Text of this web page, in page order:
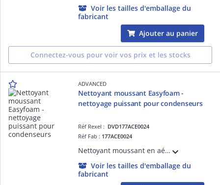
Voir les tailles d'emballage du
fabricant
Ajouter au panier
Connectez-vous pour voir vos prix et les stocks
ADVANCED
Nettoyant moussant Easyfoam -
nettoyage puissant pour condenseurs
Réf Rexel : DVD177ACE0024
Réf Fab : 177ACE0024
Nettoyant moussant en aérosol, prêt à l'emploi. Formule industrielle puissante pour condenseurs. Élimine les dépôts et saletés tenaces. Jet actif, mousse dense
Voir les tailles d'emballage du
fabricant